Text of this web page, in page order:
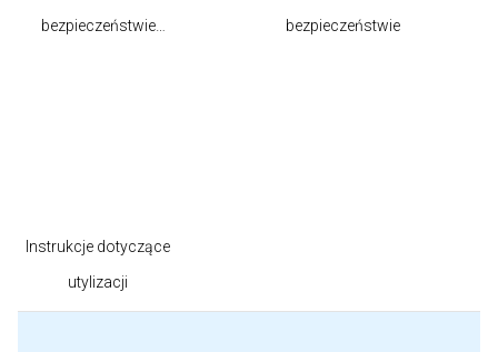
bezpieczeństwie
bezpieczeństwie
Instrukcje dotyczące
utylizacji